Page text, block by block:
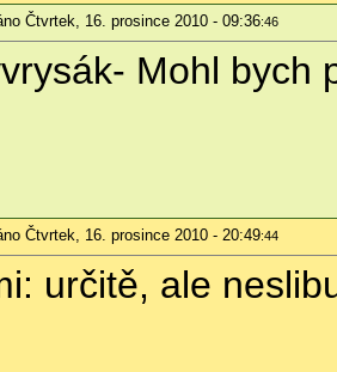
Čtvrtek, 16. prosince 2010 - 09:36:46
Mohl bych
Čtvrtek, 16. prosince 2010 - 20:49:44
určitě, ale